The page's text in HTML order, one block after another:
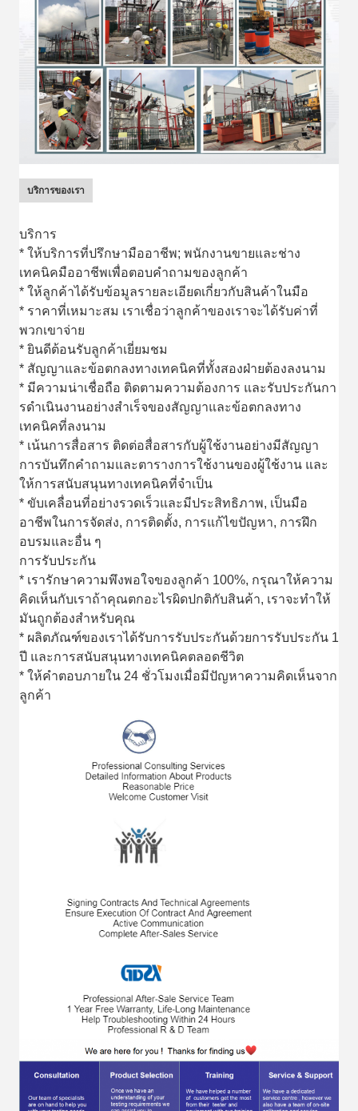
บริการของเรา
บริการ
* ให้บริการที่ปรึกษามืออาชีพ; พนักงานขายและช่าง
เทคนิคมืออาชีพเพื่อตอบคําถามของลูกค้า
* ให้ลูกค้าได้รับข้อมูลรายละเอียดเกี่ยวกับสินค้าในมือ
* ราคาที่เหมาะสม เราเชื่อว่าลูกค้าของเราจะได้รับค่าที่
พวกเขาจ่าย
* ยินดีต้อนรับลูกค้าเยี่ยมชม
* สัญญาและข้อตกลงทางเทคนิคที่ทั้งสองฝ่ายต้องลงนาม
* มีความน่าเชื่อถือ ติดตามความต้องการ และรับประกันกา
รดําเนินงานอย่างสําเร็จของสัญญาและข้อตกลงทาง
เทคนิคที่ลงนาม
* เน้นการสื่อสาร ติดต่อสื่อสารกับผู้ใช้งานอย่างมีสัญญา
การบันทึกคําถามและตารางการใช้งานของผู้ใช้งาน และ
ให้การสนับสนุนทางเทคนิคที่จําเป็น
* ขับเคลื่อนที่อย่างรวดเร็วและมีประสิทธิภาพ, เป็นมือ
อาชีพในการจัดส่ง, การติดตั้ง, การแก้ไขปัญหา, การฝึก
อบรมและอื่น ๆ
การรับประกัน
* เรารักษาความพึงพอใจของลูกค้า 100%, กรุณาให้ความ
คิดเห็นกับเราถ้าคุณตกอะไรผิดปกติกับสินค้า, เราจะทําให้
มันถูกต้องสําหรับคุณ
* ผลิตภัณฑ์ของเราได้รับการรับประกันด้วยการรับประกัน 1
ปี และการสนับสนุนทางเทคนิคตลอดชีวิต
* ให้คําตอบภายใน 24 ชั่วโมงเมื่อมีปัญหาความคิดเห็นจาก
ลูกค้า